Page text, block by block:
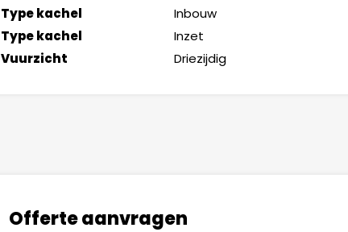
Type kachel
Inbouw
Type kachel
Inzet
Vuurzicht
Driezijdig
Offerte aanvragen